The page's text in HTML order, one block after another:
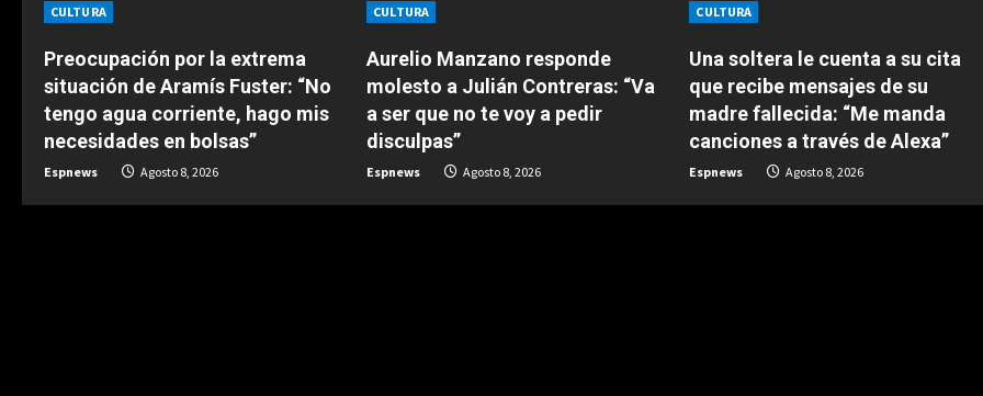
n
u
e
R
e
CULTURA
Preocupación por la extrema
situación de Aramís Fuster: “No
tengo agua corriente, hago mis
necesidades en bolsas”
Espnews Agosto 8, 2026
CULTURA
Aurelio Manzano responde
molesto a Julián Contreras: “Va
a ser que no te voy a pedir
disculpas”
Espnews Agosto 8, 2026
CULTURA
Una soltera le cuenta a su cita
que recibe mensajes de su
madre fallecida: “Me manda
canciones a través de Alexa”
Espnews Agosto 8, 2026